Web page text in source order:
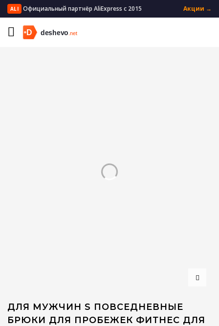
ALI Официальный партнёр AliExpress с 2015 Акции →
Главная Мужская одежда
Повседневные брюки
ДЛЯ МУЖЧИН S ПОВСЕДНЕВНЫЕ
БРЮКИ ДЛЯ ПРОБЕЖЕК ФИТНЕС ДЛЯ